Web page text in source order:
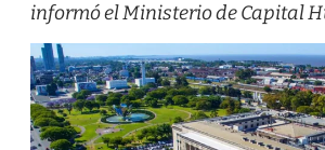
informó el Ministerio de Capital